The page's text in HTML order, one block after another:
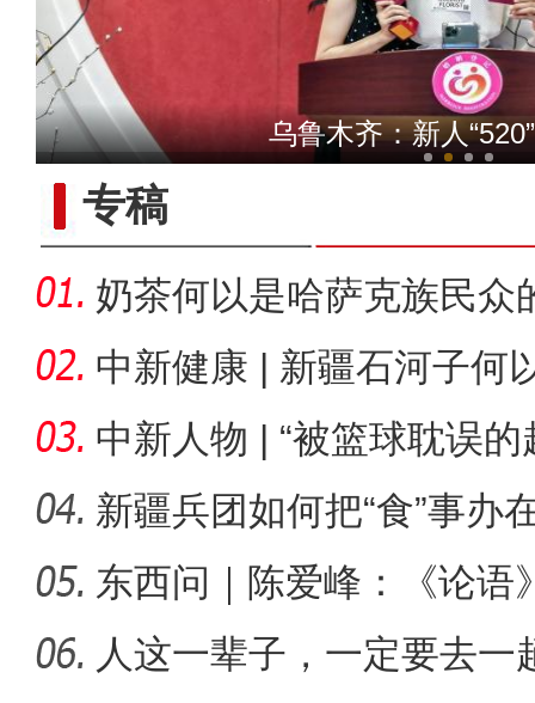
十年·数说 经济
崭新“城”迹：兵团城镇化
乌鲁木齐：新人
专稿
奶茶何以是哈萨克族民众
中新健康 | 新疆石河子何
承创新
中新人物 | “被篮球耽误
总冠
新疆兵团如何把“食”事办
东西问｜陈爱峰：《论语
疆的课
人这一辈子，一定要去一